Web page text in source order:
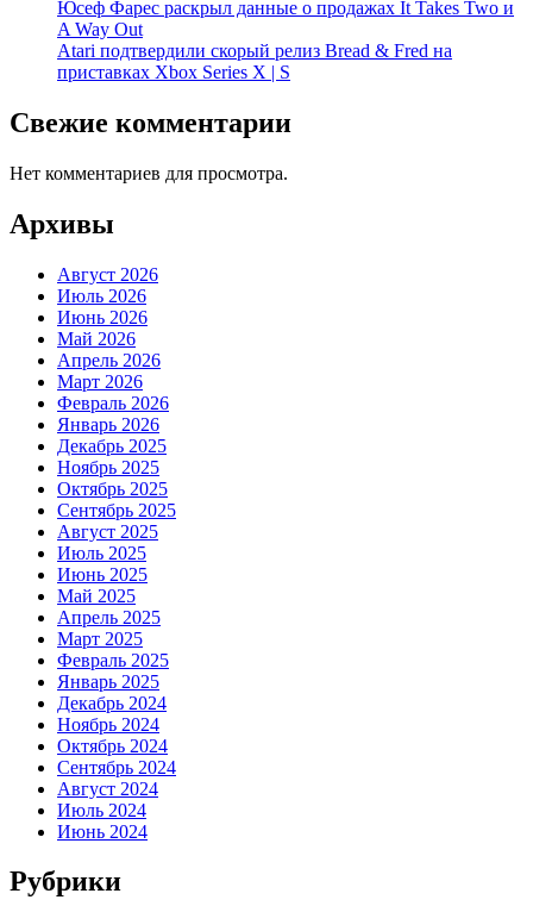
Юсеф Фарес раскрыл данные о продажах It Takes Two и
A Way Out
Atari подтвердили скорый релиз Bread & Fred на
приставках Xbox Series X | S
Свежие комментарии
Нет комментариев для просмотра.
Архивы
Август 2026
Июль 2026
Июнь 2026
Май 2026
Апрель 2026
Март 2026
Февраль 2026
Январь 2026
Декабрь 2025
Ноябрь 2025
Октябрь 2025
Сентябрь 2025
Август 2025
Июль 2025
Июнь 2025
Май 2025
Апрель 2025
Март 2025
Февраль 2025
Январь 2025
Декабрь 2024
Ноябрь 2024
Октябрь 2024
Сентябрь 2024
Август 2024
Июль 2024
Июнь 2024
Рубрики